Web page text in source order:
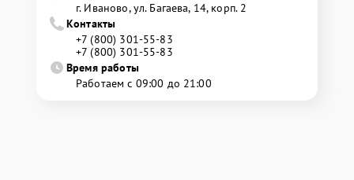
г. Иваново, ул. Багаева, 14, корп. 2
Контакты
+7 (800) 301-55-83
+7 (800) 301-55-83
Время работы
Работаем с 09:00 до 21:00